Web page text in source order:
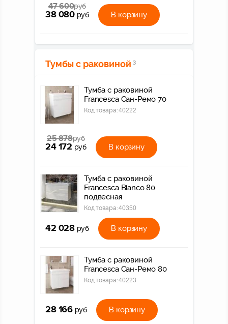
47 600руб
38 080 руб В корзину
Тумбы с раковиной 3
Тумба с раковиной
Francesca Сан-Ремо 70
Код товара:40222
25 878руб
24 172 руб В корзину
Тумба с раковиной
Francesca Bianco 80
подвесная
Код товара:40350
42 028 руб В корзину
Тумба с раковиной
Francesca Сан-Ремо 80
Код товара:40223
28 166 руб В корзину